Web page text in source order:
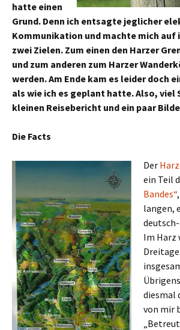
hatte einen
Grund. Denn ich entsagte jeglicher
Kommunikation und machte mich auf
zwei Zielen. Zum einen den Harzer
und zum anderen zum Harzer
werden. Am Ende kam es leider doch
als wie ich es geplant hatte. Also, viel
kleinen Reisebericht und ein paar
Die Facts
Der
ein Teil
Bandes“
langen,
Im Harz
diesmal
von mir